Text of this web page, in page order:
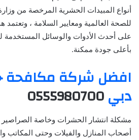
أنواع المبيدات الحشرية المرخصة من
للصحة العالمية ومعايير السلامة ،
على أحدث الأدوات والوسائل المستخدمة
بأعلى جودة ممكنة.
افضل شركة
دبي
مشكلة انتشار الحشرات وخاصة
أصحاب المنازل والفيلات وحتى المكاتب